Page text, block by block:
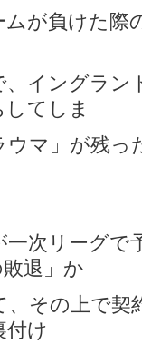
ムが負けた際
イングラン
てしま
マ」が残っ
次リーグで
退」か
、その上で契
付け